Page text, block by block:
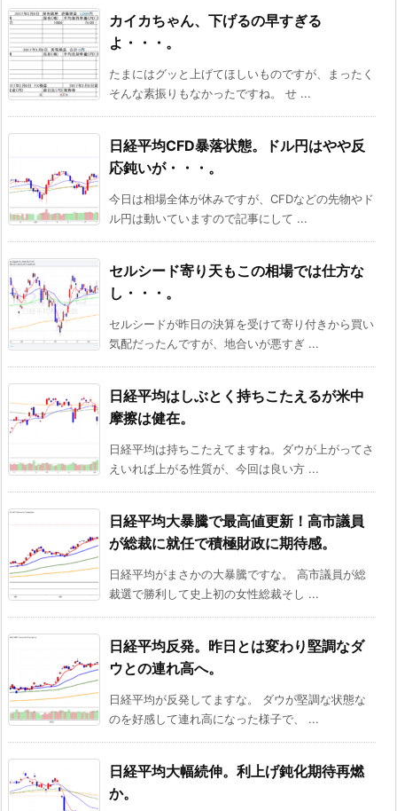
カイカちゃん、下げるの早すぎる
よ・・・。
たまにはグッと上げてほしいものですが、まったく
そんな素振りもなかったですね。 せ ...
日経平均CFD暴落状態。ドル円はやや反
応鈍いが・・・。
今日は相場全体が休みですが、CFDなどの先物やド
ル円は動いていますので記事にして ...
セルシード寄り天もこの相場では仕方な
し・・・。
セルシードが昨日の決算を受けて寄り付きから買い
気配だったんですが、地合いが悪すぎ ...
日経平均はしぶとく持ちこたえるが米中
摩擦は健在。
日経平均は持ちこたえてますね。ダウが上がってさ
えいれば上がる性質が、今回は良い方 ...
日経平均大暴騰で最高値更新！高市議員
が総裁に就任で積極財政に期待感。
日経平均がまさかの大暴騰ですな。 高市議員が総
裁選で勝利して史上初の女性総裁そし ...
日経平均反発。昨日とは変わり堅調なダ
ウとの連れ高へ。
日経平均が反発してますな。 ダウが堅調な状態な
のを好感して連れ高になった様子で、 ...
日経平均大幅続伸。利上げ鈍化期待再燃
か。